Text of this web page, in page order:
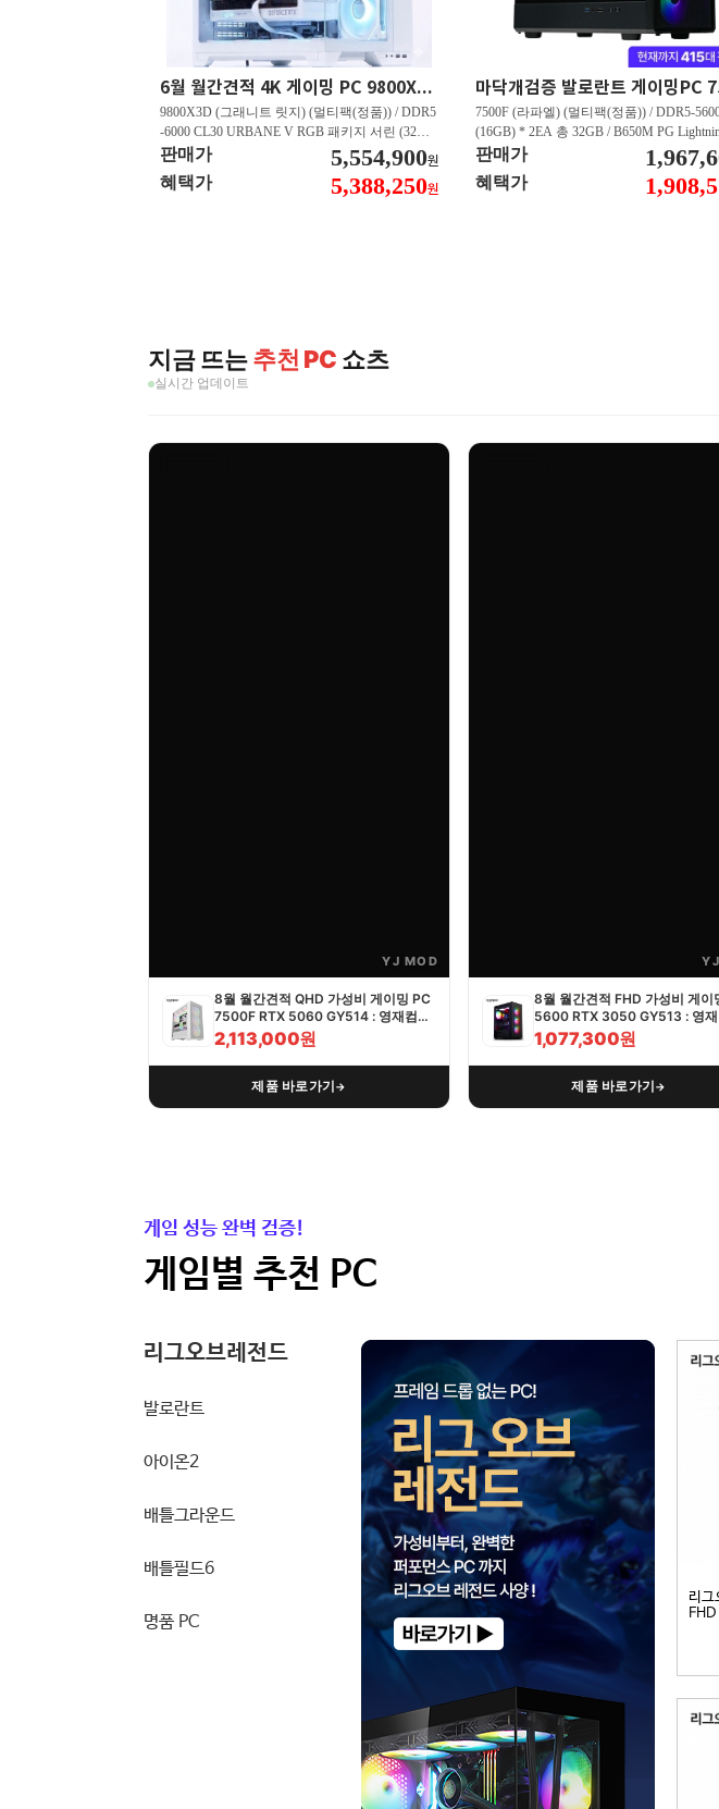
6월 월간견적 4K 게이밍 PC 9800X3D RTX 5080 GY512
9800X3D (그래니트 릿지) (멀티팩(정품)) / DDR5
-6000 CL30 URBANE V RGB 패키지 서린 (32GB
(16Gx2)) / B850M-PLUS WIFI7 W 대원씨티에스 /
지포스 RTX 5080 AERO OC SFF D7 16GB 제이
씨현 / EXCERIA 히트싱크 M.2 NVMe (2TB)
판매가 5,554,900원
혜택가 5,388,250원
7500F (라파엘) (멀티팩(정품)) / DDR5-
(16GB) * 2EA 총 32GB / B650M PG
즈윈 / 지포스 RTX 5060 DUAL D7 8GB 이
CN600 M.2 NVMe 디앤디컴 (512GB)
판매가
혜택가
지금 뜨는추천 PC 쇼츠
실시간 업데이트
YJ MOD
8월 월간견적 QHD 가성비 게이밍 PC
7500F RTX 5060 GY514 : 영재컴퓨
터
2,113,000원
제품 바로가기→
8월 월간견적 FHD 가성비 게이
5600 RTX 3050 GY513 : 영
터
1,077,300원
제품 바로가기→
게임 성능 완벽 검증!
게임별 추천 PC
리그오브레전드
발로란트
아이온2
배틀그라운드
배틀필드6
명품 PC
리그